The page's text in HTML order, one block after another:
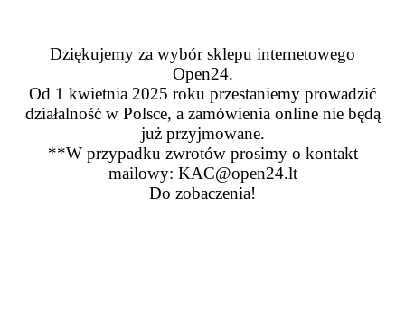
Dziękujemy za wybór sklepu internetowego
Open24.
Od 1 kwietnia 2025 roku przestaniemy prowadzić
działalność w Polsce, a zamówienia online nie będą
już przyjmowane.
**W przypadku zwrotów prosimy o kontakt
mailowy: KAC@open24.lt
Do zobaczenia!